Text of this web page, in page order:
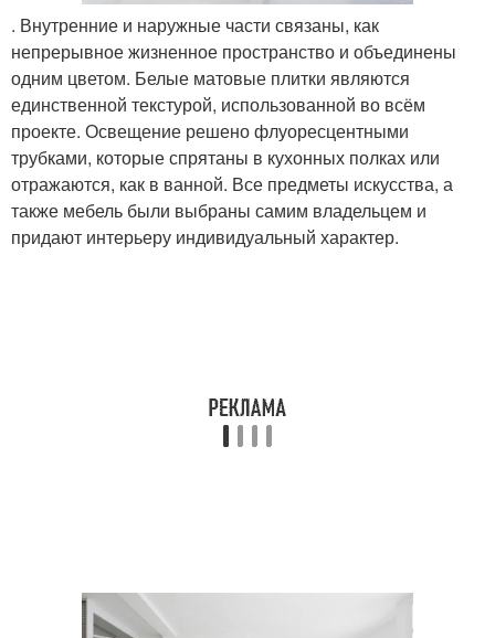
. Внутренние и наружные части связаны, как
непрерывное жизненное пространство и объединены
одним цветом. Белые матовые плитки являются
единственной текстурой, использованной во всём
проекте. Освещение решено флуоресцентными
трубками, которые спрятаны в кухонных полках или
отражаются, как в ванной. Все предметы искусства, а
также мебель были выбраны самим владельцем и
придают интерьеру индивидуальный характер.